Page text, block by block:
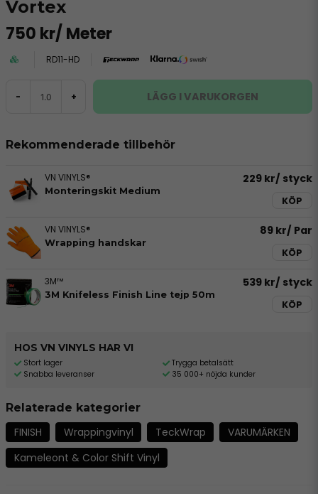
Vortex
750 kr/ Meter
RD11-HD
- + LÄGG I VARUKORGEN
Rekommenderade tillbehör
VN VINYLS®
Monteringskit Medium
229 kr/ styck
KÖP
VN VINYLS®
Wrapping handskar
89 kr/ Par
KÖP
3M™
3M Knifeless Finish Line tejp 50m
539 kr/ styck
KÖP
HOS VN VINYLS HAR VI
Stort lager
Snabba leveranser
Trygga betalsätt
35 000+ nöjda kunder
Relaterade kategorier
FINISH Wrappingvinyl TeckWrap
VARUMÄRKEN
Kameleont & Color Shift Vinyl